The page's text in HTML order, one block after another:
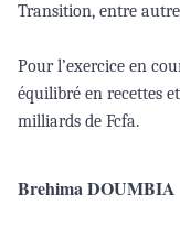
Transition, entre
Pour l’exercice en
équilibré en recettes
milliards de Fcfa.
Brehima DOUMBIA